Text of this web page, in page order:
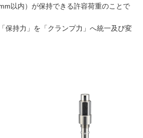
以内）が保持できる許容荷重のことで
保持力」を「クランプ力」へ統一及び変